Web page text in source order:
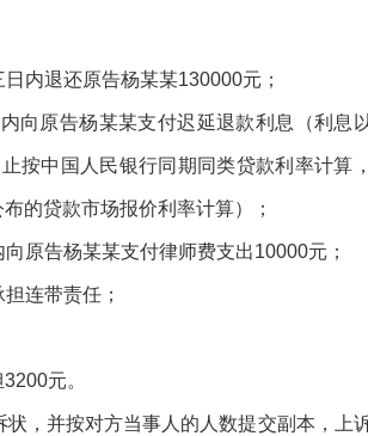
内退还原告杨某某130000元；
向原告杨某某支付迟延退款利息（利息
按中国人民银行同期同类贷款利率计算，
的贷款市场报价利率计算）；
原告杨某某支付律师费支出10000元；
连带责任；
元。
，并按对方当事人的人数提交副本，上